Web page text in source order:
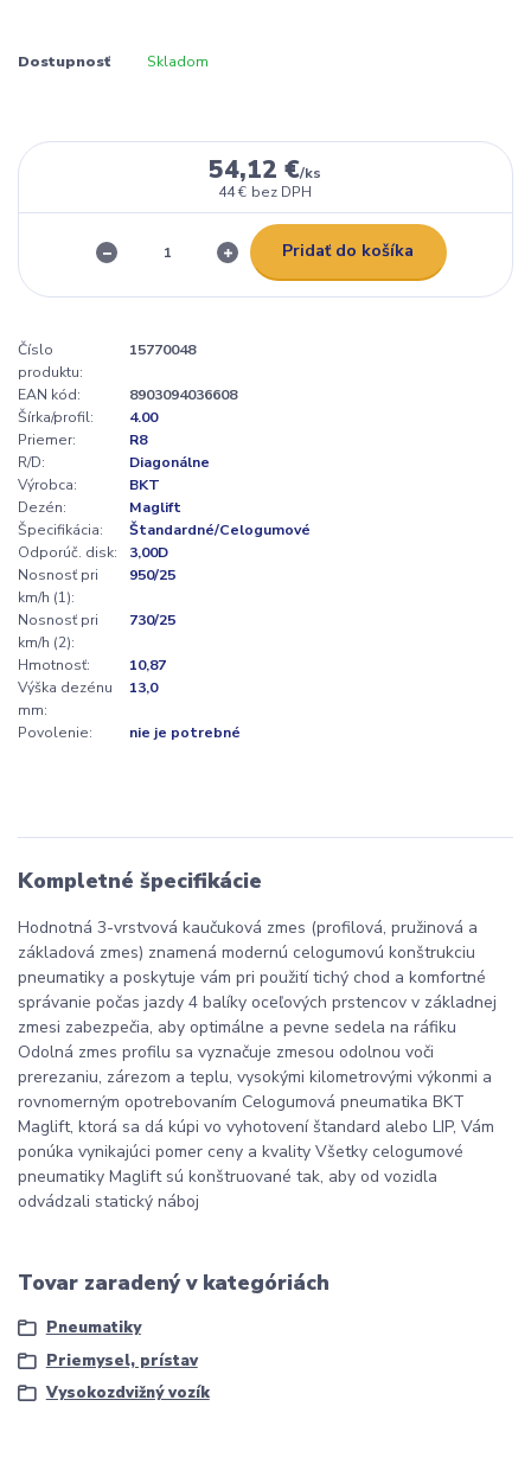
Dostupnosť Skladom
54,12 €/ks
44 € bez DPH
Pridať do košíka
Číslo
produktu:
15770048
EAN kód:
8903094036608
Šírka/profil:
4.00
Priemer:
R8
R/D:
Diagonálne
Výrobca:
BKT
Dezén:
Maglift
Špecifikácia:
Štandardné/Celogumové
Odporúč. disk:
3,00D
Nosnosť pri
km/h (1):
950/25
Nosnosť pri
km/h (2):
730/25
Hmotnosť:
10,87
Výška dezénu
mm:
13,0
Povolenie: nie je potrebné
Kompletné špecifikácie
Hodnotná 3-vrstvová kaučuková zmes (profilová, pružinová a
základová zmes) znamená modernú celogumovú konštrukciu
pneumatiky a poskytuje vám pri použití tichý chod a komfortné
správanie počas jazdy 4 balíky oceľových prstencov v základnej
zmesi zabezpečia, aby optimálne a pevne sedela na ráfiku
Odolná zmes profilu sa vyznačuje zmesou odolnou voči
prerezaniu, zárezom a teplu, vysokými kilometrovými výkonmi a
rovnomerným opotrebovaním Celogumová pneumatika BKT
Maglift, ktorá sa dá kúpi vo vyhotovení štandard alebo LIP, Vám
ponúka vynikajúci pomer ceny a kvality Všetky celogumové
pneumatiky Maglift sú konštruované tak, aby od vozidla
odvádzali statický náboj
Tovar zaradený v kategóriách
Pneumatiky
Priemysel, prístav
Vysokozdvižný vozík